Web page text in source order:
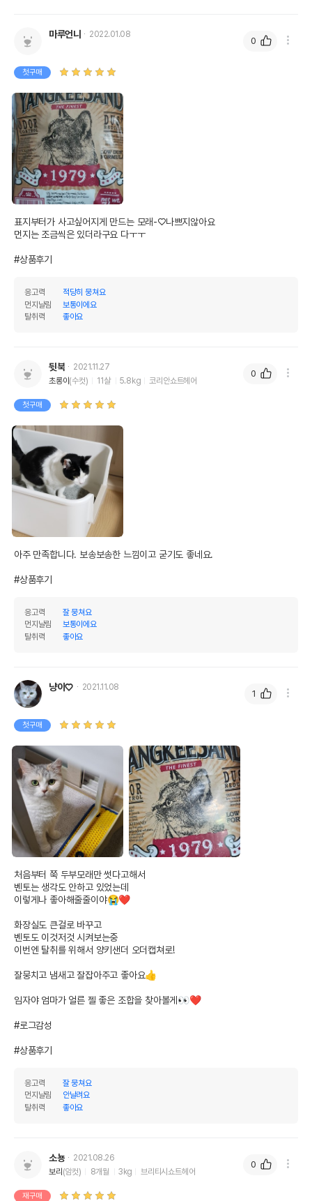
상품 필수 정보
품명 및 모델명
법에 의한 인증,허가 등을
제조국 또는 원산지
수입자를 함께 표기
마루언니 2022.01.08
첫구매
표지부터가 사고싶어지게 만드는 모래-♡나쁘지않아요
먼지는 조금씩은 있더라구요 다ㅜㅜ
#상품후기
응고력
적당히 뭉쳐요
먼지날림
보통이에요
탈취력
좋아요
0
뒷북
2021.11.27
초롱이(수컷) 11살 5.8kg 코리안쇼트헤어
첫구매
아주 만족합니다. 보송보송한 느낌이고 굳기도 좋네요.
#상품후기
응고력
잘 뭉쳐요
먼지날림
보통이에요
탈취력
좋아요
0
냥이♡ 2021.11.08
첫구매
처음부터 쭉 두부모래만 썻다고해서
벤토는 생각도 안하고 있었는데
이렇게나 좋아해줄줄이야😭❤
화장실도 큰걸로 바꾸고
벤토도 이것저것 시켜보는중
이번엔 탈취를 위해서 양키샌더 오더캡쳐로!
잘뭉치고 냄새고 잘잡아주고 좋아요👍
임자야 엄마가 얼른 젤 좋은 조합을 찾아볼게👀❤
#로그감성
#상품후기
응고력
잘 뭉쳐요
먼지날림
안날려요
탈취력
좋아요
1
소뇽
2021.08.26
보리(암컷) 8개월 3kg 브리티시쇼트헤어
재구매
0